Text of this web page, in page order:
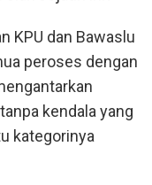
KPU dan Bawaslu
peroses dengan
kendala yang
kategorinya